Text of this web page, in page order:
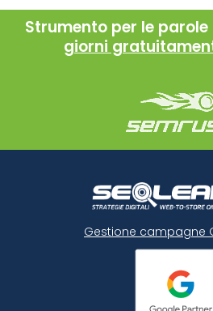
Strumento per le parole
giorni
Gestione campagne